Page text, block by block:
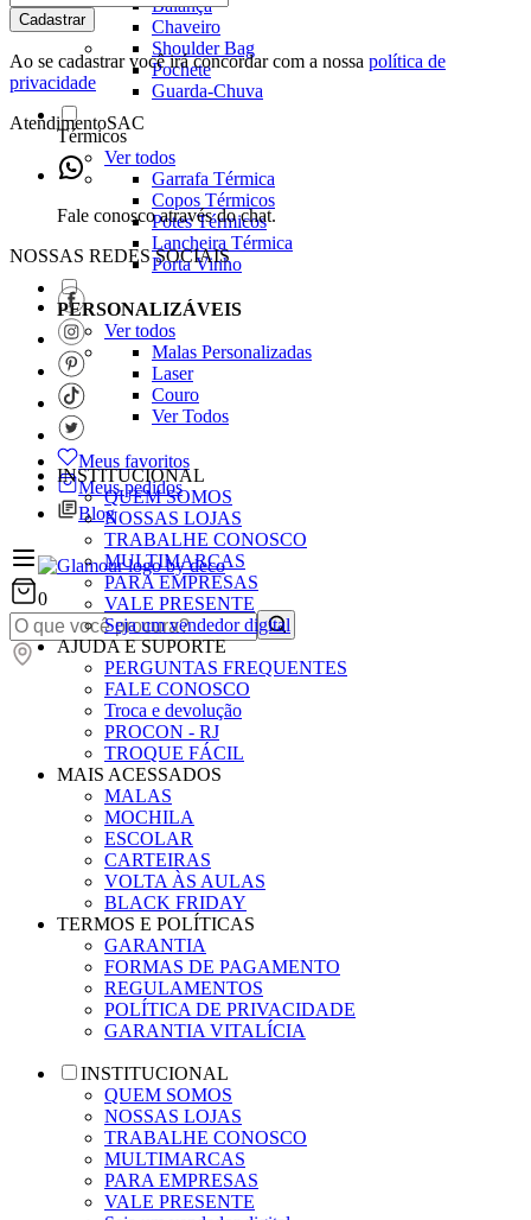
Balança
Chaveiro
Shoulder Bag
Pochete
Guarda-Chuva
Térmicos
Ver todos
Garrafa Térmica
Copos Térmicos
Potes Térmicos
Lancheira Térmica
Porta Vinho
PERSONALIZÁVEIS
Ver todos
Malas Personalizadas
Laser
Couro
Ver Todos
Meus favoritos
Meus pedidos
Blog
0
Cadastrar
Ao se cadastrar você irá concordar com a nossa política de
privacidade
AtendimentoSAC
Fale conosco através do chat.
NOSSAS REDES SOCIAIS
INSTITUCIONAL
QUEM SOMOS
NOSSAS LOJAS
TRABALHE CONOSCO
MULTIMARCAS
PARA EMPRESAS
VALE PRESENTE
Seja um vendedor digital
AJUDA E SUPORTE
PERGUNTAS FREQUENTES
FALE CONOSCO
Troca e devolução
PROCON - RJ
TROQUE FÁCIL
MAIS ACESSADOS
MALAS
MOCHILA
ESCOLAR
CARTEIRAS
VOLTA ÀS AULAS
BLACK FRIDAY
TERMOS E POLÍTICAS
GARANTIA
FORMAS DE PAGAMENTO
REGULAMENTOS
POLÍTICA DE PRIVACIDADE
GARANTIA VITALÍCIA
INSTITUCIONAL
QUEM SOMOS
NOSSAS LOJAS
TRABALHE CONOSCO
MULTIMARCAS
PARA EMPRESAS
VALE PRESENTE